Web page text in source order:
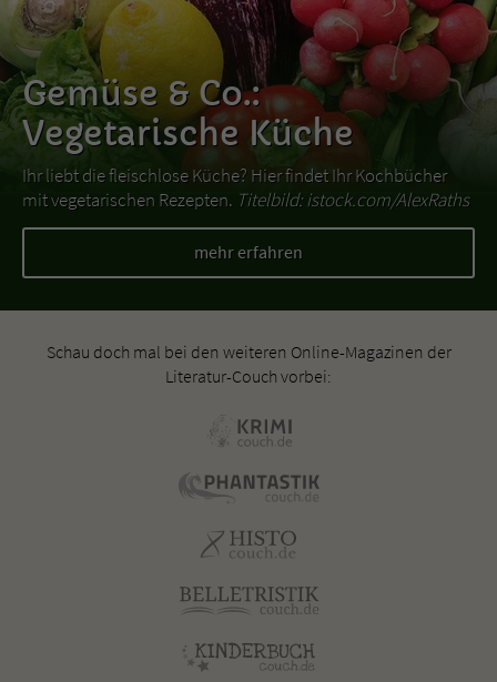
Gemüse & Co.:
Vegetarische Küche
Ihr liebt die fleischlose Küche? Hier findet Ihr Kochbücher
mit vegetarischen Rezepten. Titelbild: istock.com/AlexRaths
mehr erfahren
Schau doch mal bei den weiteren Online-Magazinen der
Literatur-Couch vorbei: